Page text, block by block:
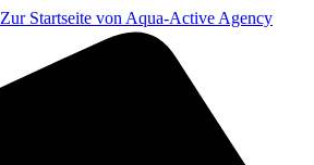
Zur Startseite von Aqua-Active Agency